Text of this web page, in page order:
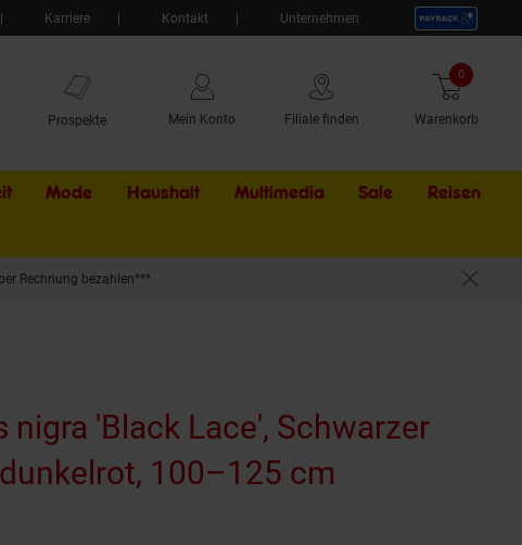
Karriere Kontakt Unternehmen
Prospekte Mein Konto Filiale finden Warenkorb
0 Artikel
Mode Haushalt Multimedia Sale Externer
Reisen
Rechnung bezahlen***
nigra 'Black Lace', Schwarzer
100–125 cm